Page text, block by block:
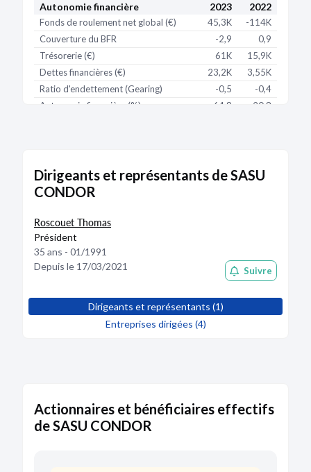
Autonomie financière 2023 2022
Fonds de roulement net global (€) 45,3K
-114K
Couverture du BFR
-2,9
0,9
Trésorerie (€)
61K
15,9K
Dettes financières (€)
23,2K
3,55K
Ratio d'endettement (Gearing)
-0,5
-0,4
Autonomie financière (%)
64,8 20,8
Dirigeants et représentants de SASU
CONDOR
Roscouet Thomas
Président
35 ans - 01/1991
Depuis le 17/03/2021
Suivre
Dirigeants et représentants (1)
Entreprises dirigées (4)
Actionnaires et bénéficiaires effectifs
de SASU CONDOR